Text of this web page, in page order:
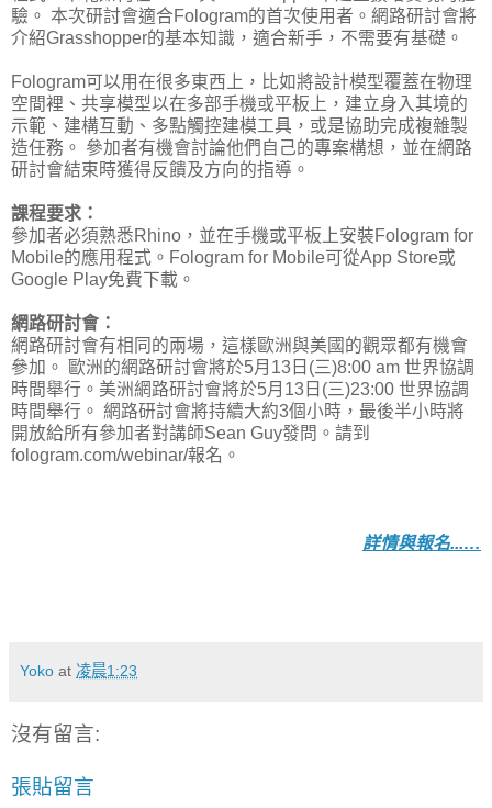
驗。 本次研討會適合Fologram的首次使用者。網路研討會將
介紹Grasshopper的基本知識，適合新手，不需要有基礎。
Fologram可以用在很多東西上，比如將設計模型覆蓋在物理
空間裡、共享模型以在多部手機或平板上，建立身入其境的
示範、建構互動、多點觸控建模工具，或是協助完成複雜製
造任務。 參加者有機會討論他們自己的專案構想，並在網路
研討會結束時獲得反饋及方向的指導。
課程要求：
參加者必須熟悉Rhino，並在手機或平板上安裝Fologram for
Mobile的應用程式。Fologram for Mobile可從App Store或
Google Play免費下載。
網路研討會：
網路研討會有相同的兩場，這樣歐洲與美國的觀眾都有機會
參加。 歐洲的網路研討會將於5月13日(三)8:00 am 世界協調
時間舉行。美洲網路研討會將於5月13日(三)23:00 世界協調
時間舉行。 網路研討會將持續大約3個小時，最後半小時將
開放給所有參加者對講師Sean Guy發問。請到
fologram.com/webinar/報名。
詳情與報名...…
Yoko at 凌晨1:23
沒有留言:
張貼留言